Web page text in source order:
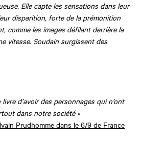
Elle capte les sensations dans leur
disparition, forte de la prémonition
comme les images défilant derrière la
vitesse. Soudain surgissent des
d’avoir des personnages qui n’ont
dans notre société »
Prudhomme dans le 6/9 de France